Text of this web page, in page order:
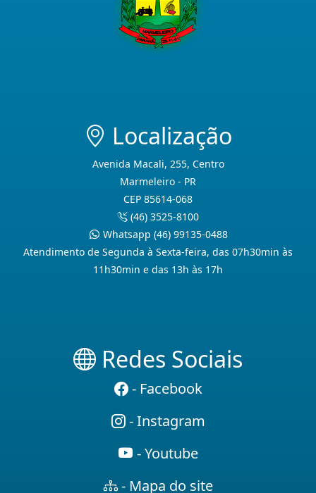
Localização
Avenida Macali, 255, Centro
Marmeleiro - PR
CEP 85614-068
(46) 3525-8100
Whatsapp (46) 99135-0488
Atendimento de Segunda à Sexta-feira, das 07h30min às
11h30min e das 13h às 17h
Redes Sociais
- Facebook
- Instagram
- Youtube
- Mapa do site